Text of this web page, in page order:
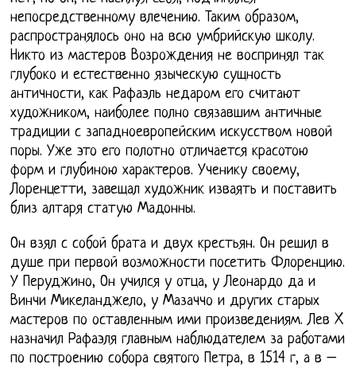
непосредственному влечению. Таким образом,
распространялось оно на всю умбрийскую школу.
Никто из мастеров Возрождения не воспринял так
глубоко и естественно языческую сущность
античности, как Рафаэль недаром его считают
художником, наиболее полно связавшим античные
традиции с западноевропейским искусством новой
поры. Уже это его полотно отличается красотою
форм и глубиною характеров. Ученику своему,
Лоренцетти, завещал художник изваять и поставить
близ алтаря статую Мадонны.
Он взял с собой брата и двух крестьян. Он решил в
душе при первой возможности посетить Флоренцию.
У Перуджино, Он учился у отца, у Леонардо да и
Винчи Микеланджело, у Мазаччо и других старых
мастеров по оставленным ими произведениям. Лев X
назначил Рафаэля главным наблюдателем за работами
по построению собора святого Петра, в 1514 г, а в –